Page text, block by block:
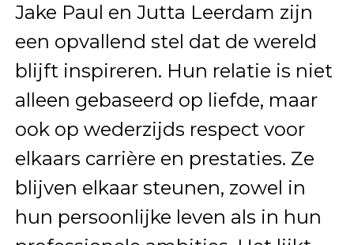
Jake Paul en Jutta Leerdam zijn
een opvallend stel dat de wereld
blijft inspireren. Hun relatie is niet
alleen gebaseerd op liefde, maar
ook op wederzijds respect voor
elkaars carrière en prestaties. Ze
blijven elkaar steunen, zowel in
hun persoonlijke leven als in hun